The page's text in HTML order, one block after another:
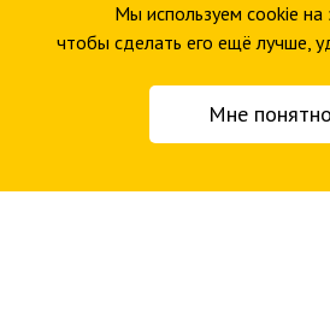
Работа над
О клиенте
Мы используем cookie на
чтобы сделать его ещё лучше,
Мне понятно